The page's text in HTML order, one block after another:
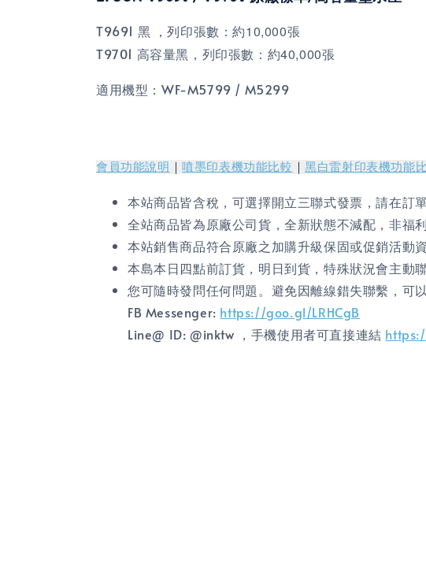
T9691 黑 ，列印張數：約10,000張
T9701 高容量黑 ， 列印張數：約40,000張
適用機型：WF-M5799 / M5299
會員功能說明 ｜噴墨印表機功能比較 ｜黑白雷射印表機功能
本站商品皆含稅，可選擇開立三聯式發票，請在訂
全站商品皆為原廠公司貨，全新狀態不減配，非福利
本站銷售商品符合原廠之加購升級保固或促銷活動
本島本日四點前訂貨，明日到貨，特殊狀況會主動聯
您可隨時發問任何問題。避免因離線錯失聯繫，可
FB Messenger: https://goo.gl/LRHCgB
Line@ ID: @inktw ，手機使用者可直接連結